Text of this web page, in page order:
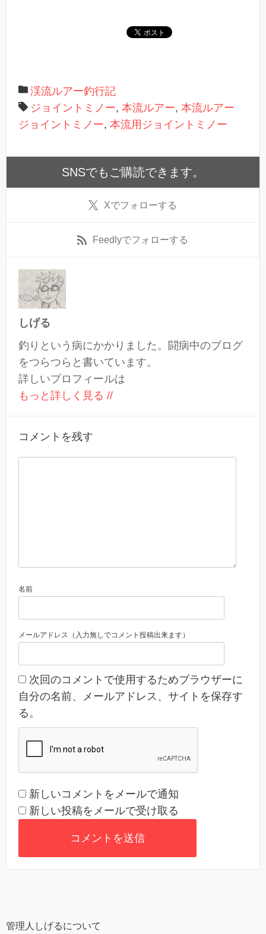
渓流ルアー釣行記
ジョイントミノー, 本流ルアー, 本流ルアー
ジョイントミノー, 本流用ジョイントミノー
SNSでもご購読できます。
Xでフォローする
Feedlyでフォローする
しげる
釣りという病にかかりました。闘病中のブログ
をつらつらと書いています。
詳しいプロフィールは
もっと詳しく見る //
コメントを残す
名前
メールアドレス（入力無しでコメント投稿出来ます）
次回のコメントで使用するためブラウザーに
自分の名前、メールアドレス、サイトを保存す
る。
新しいコメントをメールで通知
新しい投稿をメールで受け取る
管理人しげるについて